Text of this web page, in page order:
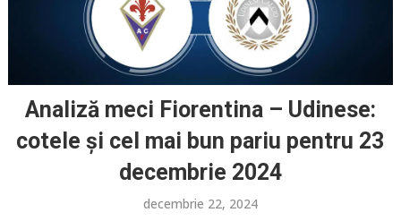
Analiză meci Fiorentina – Udinese:
cotele și cel mai bun pariu pentru 23
decembrie 2024
decembrie 22, 2024